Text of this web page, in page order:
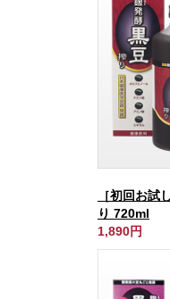
［初回お
り 720ml
1,890円